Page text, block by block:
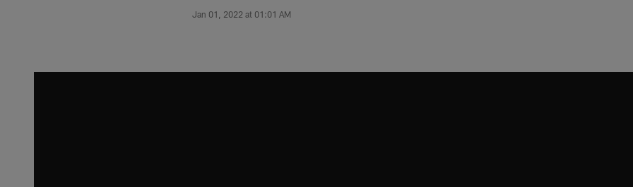
Jan 01, 2022 at 01:01 AM